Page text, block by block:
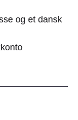
og et dansk